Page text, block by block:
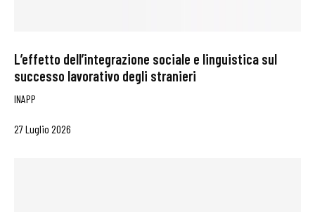
L’effetto dell’integrazione sociale e linguistica sul
successo lavorativo degli stranieri
INAPP
27 Luglio 2026